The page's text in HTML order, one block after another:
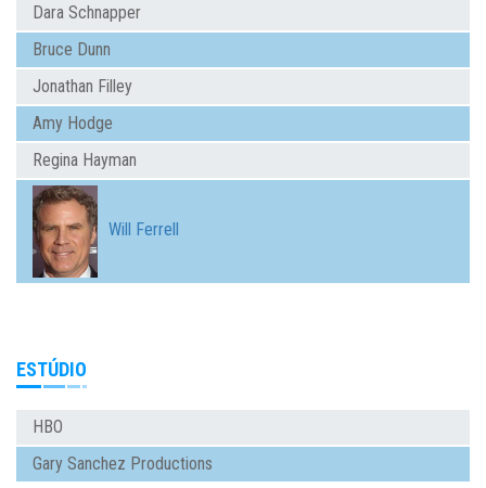
Dara Schnapper
Bruce Dunn
Jonathan Filley
Amy Hodge
Regina Hayman
Will Ferrell
ESTÚDIO
HBO
Gary Sanchez Productions